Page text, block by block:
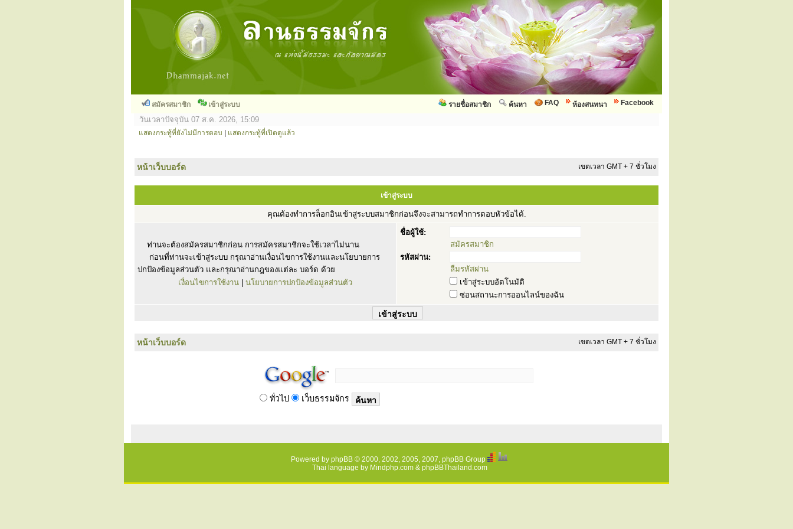
สมัครสมาชิก เข้าสู่ระบบ Facebook
ห้องสนทนา
FAQ
ค้นหา
รายชื่อสมาชิก
วันเวลาปัจจุบัน 07 ส.ค. 2026, 15:09
แสดงกระทู้ที่ยังไม่มีการตอบ แสดงกระทู้ที่เปิดดูแล้ว
หน้าเว็บบอร์ด เขตเวลา GMT + 7 ชั่วโมง
เข้าสู่ระบบ
คุณต้องทำการล็อกอินเข้าสู่ระบบสมาชิกก่อนจึงจะสามารถทำการตอบหัวข้อได้.
ท่านจะต้องสมัครสมาชิกก่อน การสมัครสมาชิกจะใช้เวลาไม่นาน
ก่อนที่ท่านจะเข้าสู่ระบบ กรุณาอ่านเงื่อนไขการใช้งานและนโยบายการ
ปกป้องข้อมูลส่วนตัว และกรุณาอ่านกฎของแต่ละ บอร์ด ด้วย
เงื่อนไขการใช้งาน
นโยบายการปกป้องข้อมูลส่วนตัว
ชื่อผู้ใช้:
สมัครสมาชิก
รหัสผ่าน:
ลืมรหัสผ่าน
เข้าสู่ระบบอัตโนมัติ
ซ่อนสถานะการออนไลน์ของฉัน
หน้าเว็บบอร์ด เขตเวลา GMT + 7 ชั่วโมง
ทั่วไป เว็บธรรมจักร
Powered by phpBB © 2000, 2002, 2005, 2007, phpBB Group
Thai language by Mindphp.com& phpBBThailand.com